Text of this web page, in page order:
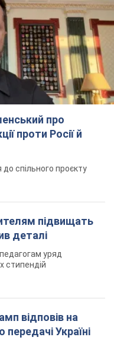
про
проти Росії й
спільного проєкту
підвищать
деталі
уряд
стипендій
відповів на
Україні